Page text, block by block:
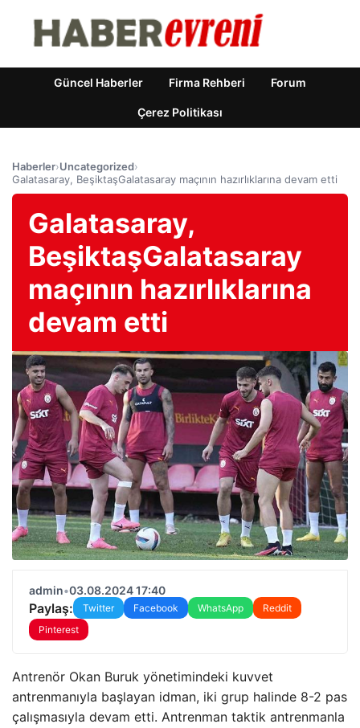
Güncel Haberler Firma Rehberi Forum
Çerez Politikası
Haberler›Uncategorized›
Galatasaray, BeşiktaşGalatasaray maçının hazırlıklarına devam etti
Galatasaray,
BeşiktaşGalatasaray
maçının hazırlıklarına
devam etti
admin•03.08.2024 17:40
Paylaş: Twitter Facebook WhatsApp
Reddit
Pinterest
Antrenör Okan Buruk yönetimindeki kuvvet
antrenmanıyla başlayan idman, iki grup halinde 8-2 pas
çalışmasıyla devam etti. Antrenman taktik antrenmanla